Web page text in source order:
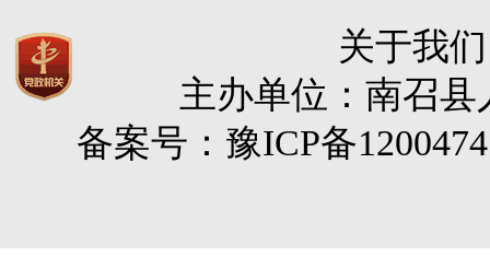
关于我们
主办单位：南召
备案号：豫ICP备